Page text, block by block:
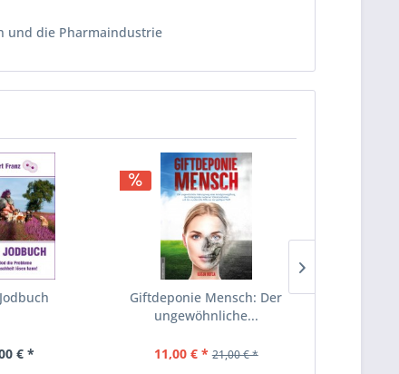
und die Pharmaindustrie
€ *
Giftdeponie Mensch: Der
ungewöhnliche...
11,00 € * 21,00 € *